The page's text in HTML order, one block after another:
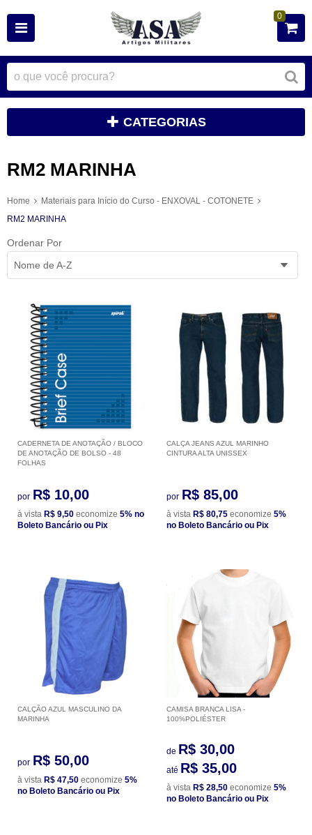
0
CATEGORIAS
RM2 MARINHA
Home
Materiais para Início do Curso - ENXOVAL - COTONETE
RM2 MARINHA
Ordenar Por
Nome de A-Z
CADERNETA DE ANOTAÇÃO / BLOCO
DE ANOTAÇÃO DE BOLSO - 48
FOLHAS
por R$ 10,00
à vista R$ 9,50 economize 5% no
Boleto Bancário ou Pix
CALÇA JEANS AZUL MARINHO
CINTURA ALTA UNISSEX
por R$ 85,00
à vista R$ 80,75 economize 5%
no Boleto Bancário ou Pix
CALÇÃO AZUL MASCULINO DA
MARINHA
por R$ 50,00
à vista R$ 47,50 economize 5%
no Boleto Bancário ou Pix
CAMISA BRANCA LISA -
100%POLIÉSTER
de R$ 30,00
até R$ 35,00
à vista R$ 28,50 economize 5%
no Boleto Bancário ou Pix